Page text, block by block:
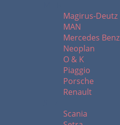
Magirus-Deutz
MAN
Mercedes Benz
Neoplan
O & K
Piaggio
Porsche
Renault
Scania